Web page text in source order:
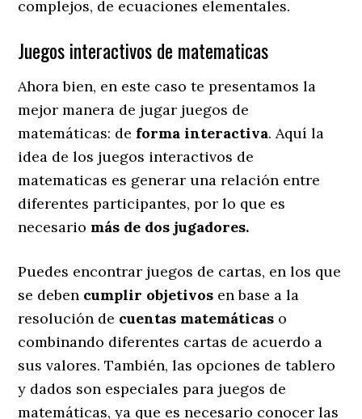
complejos, de ecuaciones elementales.
Juegos interactivos de matematicas
Ahora bien, en este caso te presentamos la
mejor manera de jugar juegos de
matemáticas: de forma interactiva. Aquí la
idea de los juegos interactivos de
matematicas es generar una relación entre
diferentes participantes, por lo que es
necesario más de dos jugadores.
Puedes encontrar juegos de cartas, en los que
se deben cumplir objetivos en base a la
resolución de cuentas matemáticas o
combinando diferentes cartas de acuerdo a
sus valores. También, las opciones de tablero
y dados son especiales para juegos de
matemáticas, ya que es necesario conocer las